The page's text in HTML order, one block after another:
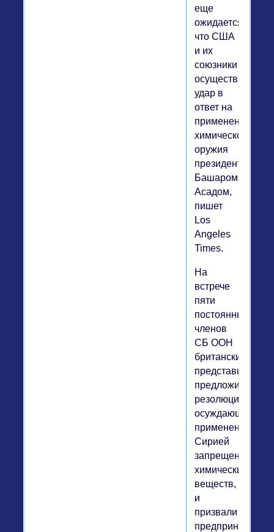
еще
ожидается,
что США
и их
союзники
осуществят
удар в
ответ на
применение
химического
оружия
президентом
Башаром
Асадом,
пишет
Los
Angeles
Times.
На
встрече
пяти
постоянных
членов
СБ ООН
британские
представители
предложили
резолюцию,
осуждающую
применение
Сирией
запрещенных
химических
веществ,
и
призвали
предпринять